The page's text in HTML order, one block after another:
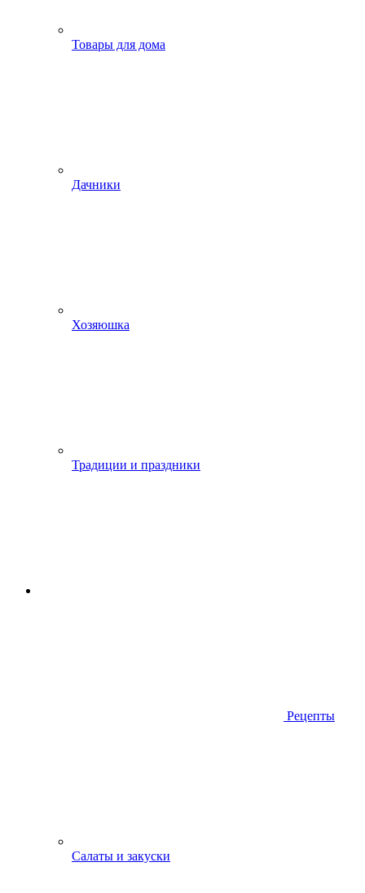
Товары для дома
Дачники
Хозяюшка
Традиции и праздники
Рецепты
Салаты и закуски